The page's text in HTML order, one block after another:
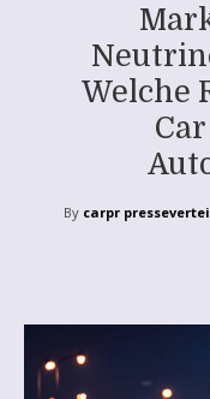
Welche
By carpr